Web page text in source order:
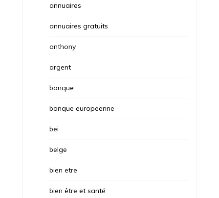
annuaires
annuaires gratuits
anthony
argent
banque
banque europeenne
bei
belge
bien etre
bien être et santé